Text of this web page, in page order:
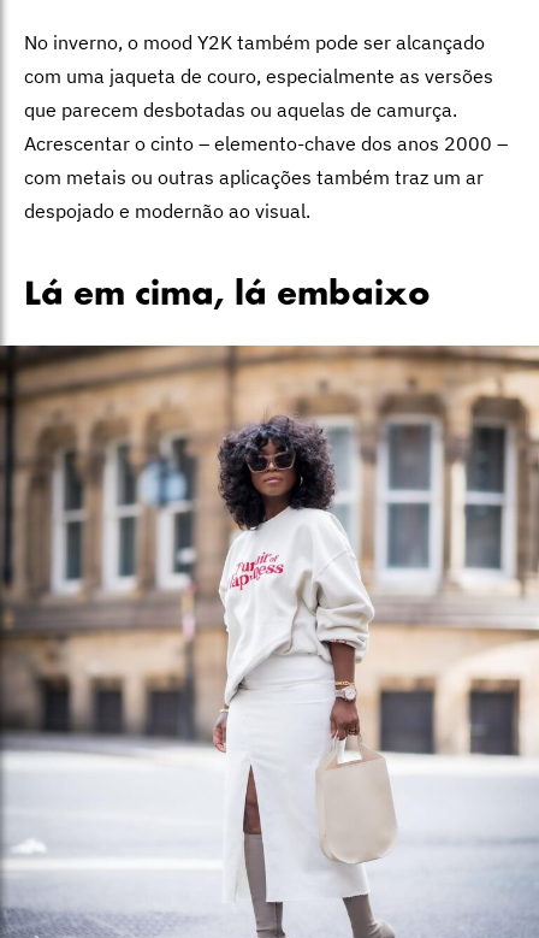
No inverno, o mood Y2K também pode ser alcançado
com uma jaqueta de couro, especialmente as versões
que parecem desbotadas ou aquelas de camurça.
Acrescentar o cinto – elemento-chave dos anos 2000 –
com metais ou outras aplicações também traz um ar
despojado e modernão ao visual.
Lá em cima, lá embaixo